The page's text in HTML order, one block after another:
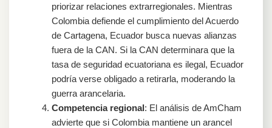
priorizar relaciones extrarregionales. Mientras
Colombia defiende el cumplimiento del Acuerdo
de Cartagena, Ecuador busca nuevas alianzas
fuera de la CAN. Si la CAN determinara que la
tasa de seguridad ecuatoriana es ilegal, Ecuador
podría verse obligado a retirarla, moderando la
guerra arancelaria.
Competencia regional: El análisis de AmCham
advierte que si Colombia mantiene un arancel